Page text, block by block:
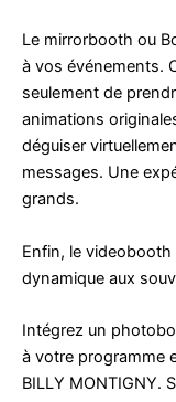
Le mirrorbooth ou
à vos événements.
seulement de
animations
déguiser
messages. Une
grands.
Enfin, le
dynamique aux
Intégrez un
à votre programme
BILLY MONTIGNY.